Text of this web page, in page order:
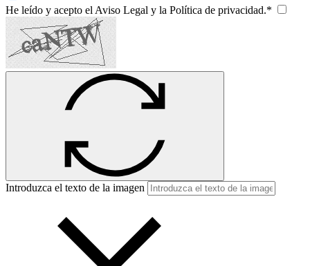
He leído y acepto el Aviso Legal y la Política de privacidad.*
Introduzca el texto de la imagen